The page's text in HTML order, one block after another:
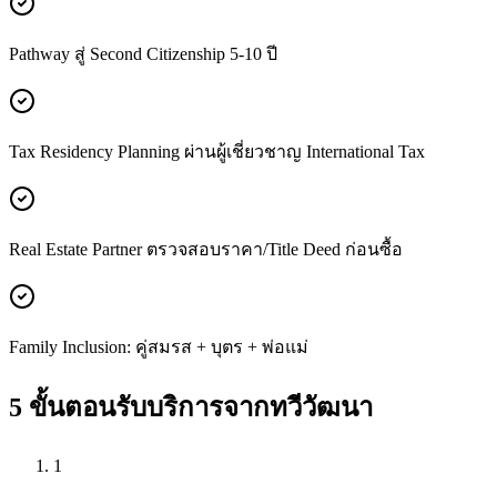
Pathway สู่ Second Citizenship 5-10 ปี
Tax Residency Planning ผ่านผู้เชี่ยวชาญ International Tax
Real Estate Partner ตรวจสอบราคา/Title Deed ก่อนซื้อ
Family Inclusion: คู่สมรส + บุตร + พ่อแม่
5 ขั้นตอนรับบริการจากทวีวัฒนา
1